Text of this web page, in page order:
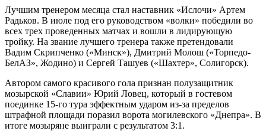
Лучшим тренером месяца стал наставник «Ислочи» Артем
Радьков. В июле под его руководством «волки» победили во
всех трех проведенных матчах и вошли в лидирующую
тройку. На звание лучшего тренера также претендовали
Вадим Скрипченко («Минск»), Дмитрий Молош («Торпедо-
БелАЗ», Жодино) и Сергей Ташуев («Шахтер», Солигорск).
Автором самого красивого гола признан полузащитник
мозырской «Славии» Юрий Ловец, который в гостевом
поединке 15-го тура эффектным ударом из-за пределов
штрафной площади поразил ворота могилевского «Днепра». В
итоге мозыряне выиграли с результатом 3:1.